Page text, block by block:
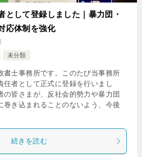
として登録しました｜暴力団・
応体制を強化
未分類
書士事務所です。このたび当事務所
任者として正式に登録を行いまし
の皆さまが、反社会的勢力や暴力団
巻き込まれることのないよう、今後
続きを読む